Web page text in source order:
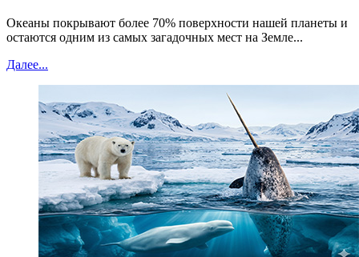
Океаны покрывают более 70% поверхности нашей планеты и
остаются одним из самых загадочных мест на Земле...
Далее...